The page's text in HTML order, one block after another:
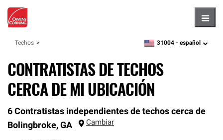
Techos zipcode,language
31004 - español
CONTRATISTAS DE TECHOS
CERCA DE MI UBICACIÓN
6 Contratistas independientes de techos cerca de
Bolingbroke, GA Cambiar